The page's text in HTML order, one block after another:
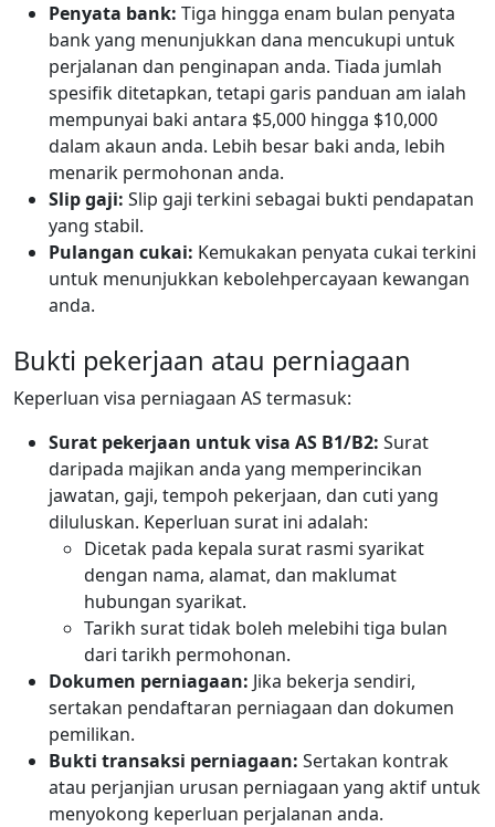
Penyata bank: Tiga hingga enam bulan penyata
bank yang menunjukkan dana mencukupi untuk
perjalanan dan penginapan anda. Tiada jumlah
spesifik ditetapkan, tetapi garis panduan am ialah
mempunyai baki antara $5,000 hingga $10,000
dalam akaun anda. Lebih besar baki anda, lebih
menarik permohonan anda.
Slip gaji: Slip gaji terkini sebagai bukti pendapatan
yang stabil.
Pulangan cukai: Kemukakan penyata cukai terkini
untuk menunjukkan kebolehpercayaan kewangan
anda.
Bukti pekerjaan atau perniagaan
Keperluan visa perniagaan AS termasuk:
Surat pekerjaan untuk visa AS B1/B2: Surat
daripada majikan anda yang memperincikan
jawatan, gaji, tempoh pekerjaan, dan cuti yang
diluluskan. Keperluan surat ini adalah:
Dicetak pada kepala surat rasmi syarikat
dengan nama, alamat, dan maklumat
hubungan syarikat.
Tarikh surat tidak boleh melebihi tiga bulan
dari tarikh permohonan.
Dokumen perniagaan: Jika bekerja sendiri,
sertakan pendaftaran perniagaan dan dokumen
pemilikan.
Bukti transaksi perniagaan: Sertakan kontrak
atau perjanjian urusan perniagaan yang aktif untuk
menyokong keperluan perjalanan anda.